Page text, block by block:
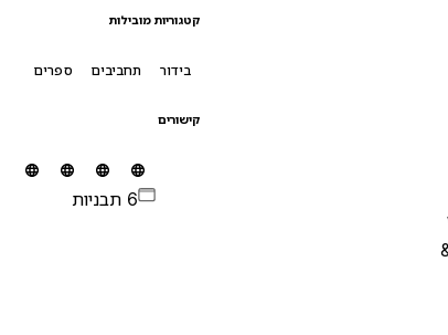
קטגוריות מובילות
בידור תחביבים ספרים
קישורים
6 תבניות